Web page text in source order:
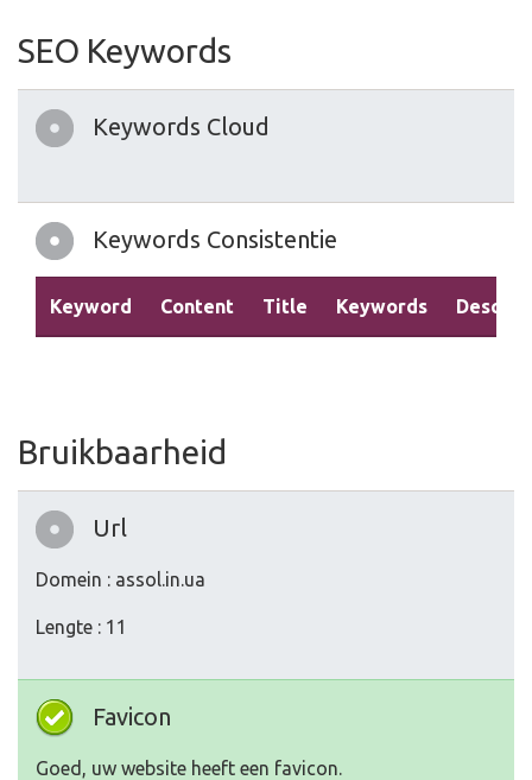
SEO Keywords
Keywords Cloud
Keywords Consistentie
Keyword Content Title Keywords
Bruikbaarheid
Url
Domein : assol.in.ua
Lengte : 11
Favicon
Goed, uw website heeft een favicon.